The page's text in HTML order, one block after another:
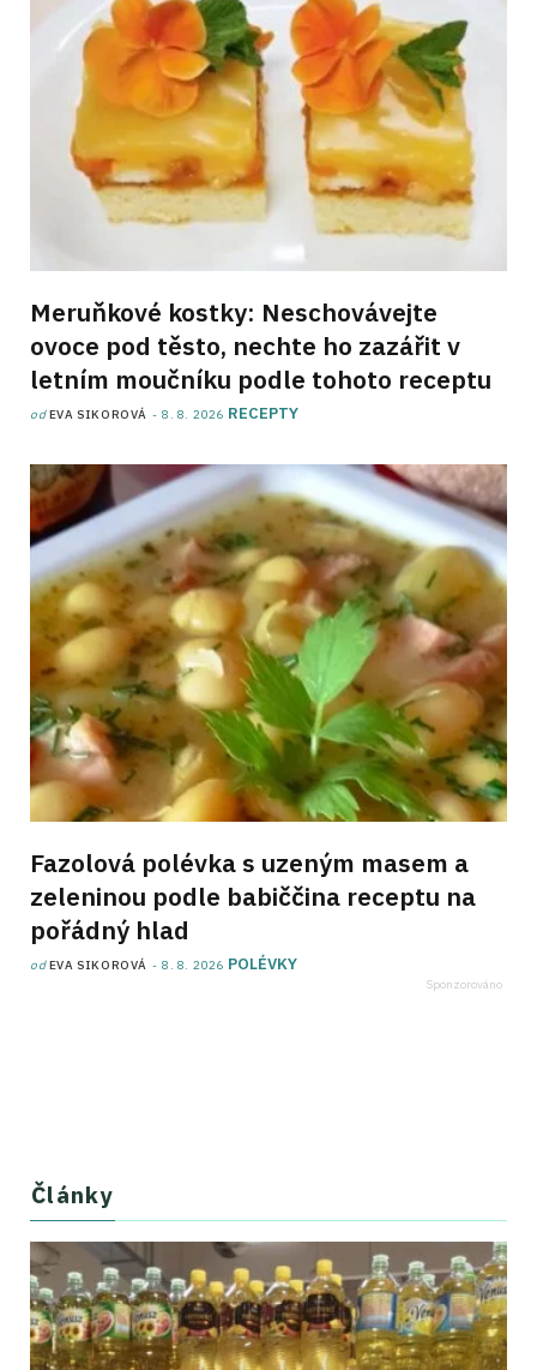
Meruňkové kostky: Neschovávejte
ovoce pod těsto, nechte ho zazářit v
letním moučníku podle tohoto receptu
odEVA SIKOROVÁ 8. 8. 2026 RECEPTY
Fazolová polévka s uzeným masem a
zeleninou podle babiččina receptu na
pořádný hlad
odEVA SIKOROVÁ 8. 8. 2026 POLÉVKY
Články